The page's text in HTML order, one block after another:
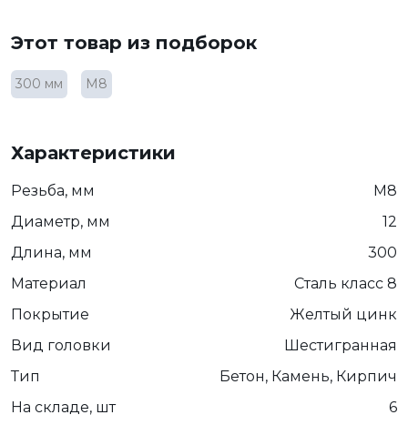
Этот товар из подборок
300 мм М8
Характеристики
Резьба, мм
М8
Диаметр, мм
12
Длина, мм
300
Материал
Сталь класс 8
Покрытие
Желтый цинк
Вид головки
Шестигранная
Тип
Бетон, Камень, Кирпич
На складе, шт
6